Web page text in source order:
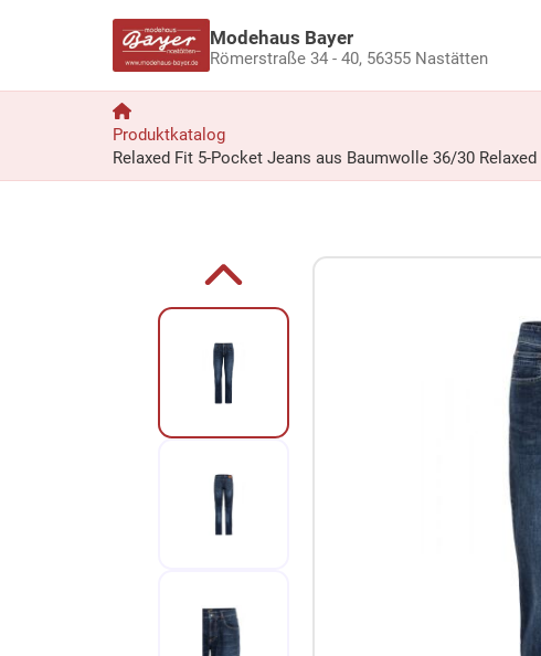
Modehaus Bayer
Römerstraße 34 - 40, 56355 Nastätten
Produktkatalog
Relaxed Fit 5-Pocket Jeans aus Baumwolle 36/30 Relaxed
Zur Produktbeschreibung springen